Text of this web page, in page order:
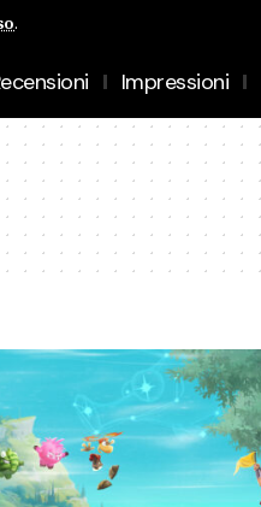
.
Impressioni